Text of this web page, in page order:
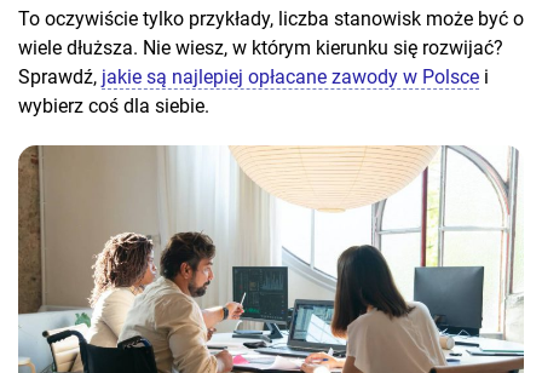
To oczywiście tylko przykłady, liczba stanowisk może być o
wiele dłuższa. Nie wiesz, w którym kierunku się rozwijać?
Sprawdź, jakie są najlepiej opłacane zawody w Polsce i
wybierz coś dla siebie.